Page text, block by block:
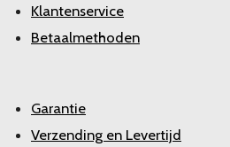
Klantenservice
Betaalmethoden
Garantie
Verzending en Levertijd